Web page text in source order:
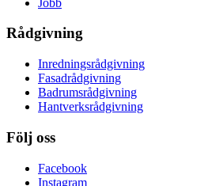
Rådgivning
Inredningsrådgivning
Fasadrådgivning
Badrumsrådgivning
Hantverksrådgivning
Följ oss
Facebook
Instagram